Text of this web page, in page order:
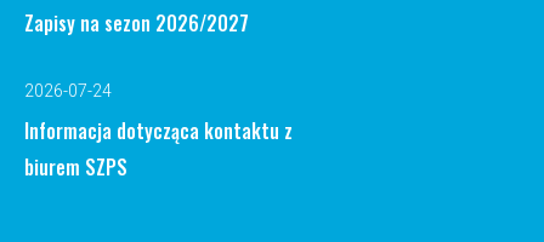
Zapisy na sezon 2026/2027
2026-07-24
Informacja dotycząca kontaktu z
biurem SZPS